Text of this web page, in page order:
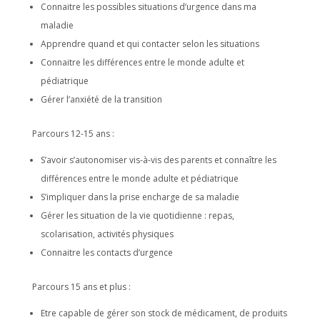
Connaitre les possibles situations d’urgence dans ma
maladie
Apprendre quand et qui contacter selon les situations
Connaitre les différences entre le monde adulte et
pédiatrique
Gérer l’anxiété de la transition
Parcours 12-15 ans :
S’avoir s’autonomiser vis-à-vis des parents et connaître les
différences entre le monde adulte et pédiatrique
S’impliquer dans la prise encharge de sa maladie
Gérer les situation de la vie quotidienne : repas,
scolarisation, activités physiques
Connaitre les contacts d’urgence
Parcours 15 ans et plus :
Etre capable de gérer son stock de médicament, de produits